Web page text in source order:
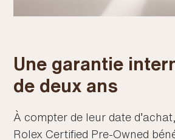
Une garantie
de deux ans
À compter de leur date
Rolex Certified Pre‑Owned